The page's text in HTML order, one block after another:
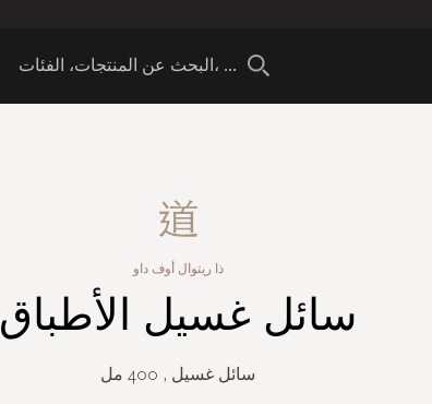
ذا ريتوال أوف داو
سائل غسيل الأطباق
سائل غسيل , 400 مل